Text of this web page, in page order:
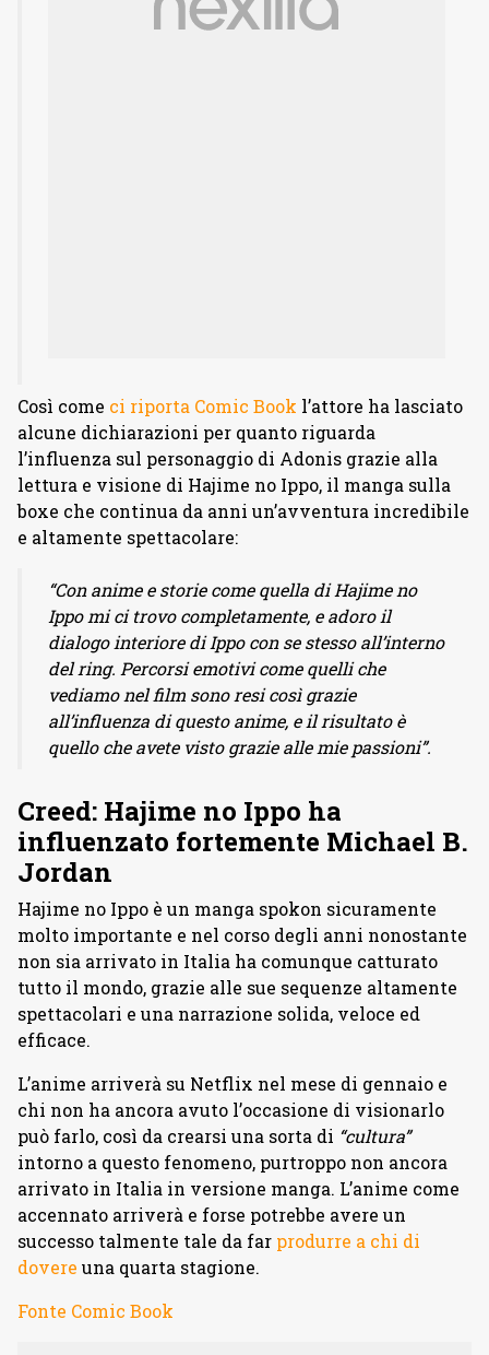
Così come ci riporta Comic Book l’attore ha lasciato
alcune dichiarazioni per quanto riguarda
l’influenza sul personaggio di Adonis grazie alla
lettura e visione di Hajime no Ippo, il manga sulla
boxe che continua da anni un’avventura incredibile
e altamente spettacolare:
“Con anime e storie come quella di Hajime no
Ippo mi ci trovo completamente, e adoro il
dialogo interiore di Ippo con se stesso all’interno
del ring. Percorsi emotivi come quelli che
vediamo nel film sono resi così grazie
all’influenza di questo anime, e il risultato è
quello che avete visto grazie alle mie passioni”.
Creed: Hajime no Ippo ha
influenzato fortemente Michael B.
Jordan
Hajime no Ippo è un manga spokon sicuramente
molto importante e nel corso degli anni nonostante
non sia arrivato in Italia ha comunque catturato
tutto il mondo, grazie alle sue sequenze altamente
spettacolari e una narrazione solida, veloce ed
efficace.
L’anime arriverà su Netflix nel mese di gennaio e
chi non ha ancora avuto l’occasione di visionarlo
può farlo, così da crearsi una sorta di “cultura”
intorno a questo fenomeno, purtroppo non ancora
arrivato in Italia in versione manga. L’anime come
accennato arriverà e forse potrebbe avere un
successo talmente tale da far produrre a chi di
dovere una quarta stagione.
Fonte Comic Book